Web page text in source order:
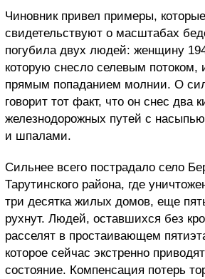
Чиновник привел примеры,
свидетельствуют о масштабах
погубила двух людей: женщину
которую снесло селевым потоком,
прямым попаданием молнии. О
говорит тот факт, что он снес два
железнодорожных путей с
и шпалами.
Сильнее всего пострадало село
Тарутинского района, где
три десятка жилых домов, еще
рухнут. Людей, оставшихся без
расселят в простаивающем
которое сейчас экстренно
состояние. Компенсация потерь